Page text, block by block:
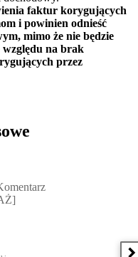
faktur korygujących
i powinien odnieść
mimo że nie będzie
względu na brak
przez
[PRZEDSPRZEDAŻ],